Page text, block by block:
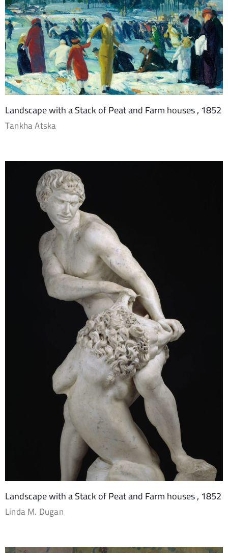
Landscape with a Stack of Peat and Farm houses , 1852
Tankha Atska
Landscape with a Stack of Peat and Farm houses , 1852
Linda M. Dugan